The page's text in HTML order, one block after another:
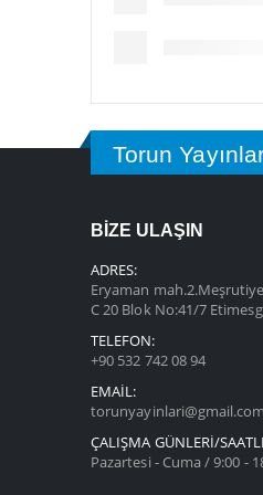
Torun
BİZE ULAŞIN
ADRES:
Eryaman
C 20 Blok No:41/7
TELEFON:
+90 532 742 08 94
EMAIL:
torunyayinlari@gmail.com
ÇALIŞMA GÜNLERİ/
Pazartesi - Cuma / 9:00 -